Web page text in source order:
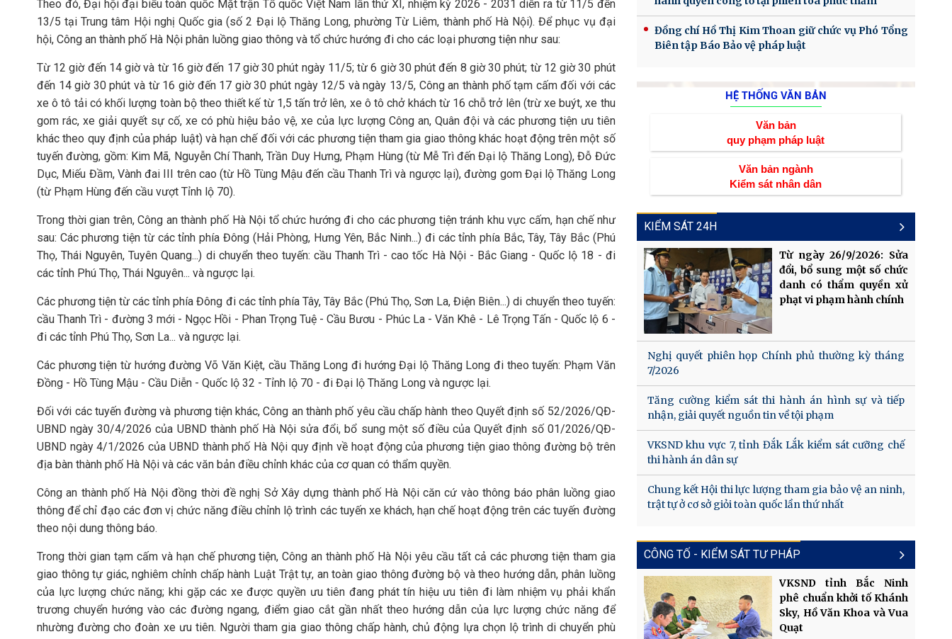
Theo đó, Đại hội đại biểu toàn quốc Mặt trận Tổ quốc Việt Nam lần thứ XI, nhiệm kỳ 2026 - 2031 diễn ra từ 11/5 đến
13/5 tại Trung tâm Hội nghị Quốc gia (số 2 Đại lộ Thăng Long, phường Từ Liêm, thành phố Hà Nội). Để phục vụ đại
hội, Công an thành phố Hà Nội phân luồng giao thông và tổ chức hướng đi cho các loại phương tiện như sau:
Từ 12 giờ đến 14 giờ và từ 16 giờ đến 17 giờ 30 phút ngày 11/5; từ 6 giờ 30 phút đến 8 giờ 30 phút; từ 12 giờ 30 phút
đến 14 giờ 30 phút và từ 16 giờ đến 17 giờ 30 phút ngày 12/5 và ngày 13/5, Công an thành phố tạm cấm đối với các
xe ô tô tải có khối lượng toàn bộ theo thiết kế từ 1,5 tấn trở lên, xe ô tô chở khách từ 16 chỗ trở lên (trừ xe buýt, xe thu
gom rác, xe giải quyết sự cố, xe có phù hiệu bảo vệ, xe của lực lượng Công an, Quân đội và các phương tiện ưu tiên
khác theo quy định của pháp luật) và hạn chế đối với các phương tiện tham gia giao thông khác hoạt động trên một số
tuyến đường, gồm: Kim Mã, Nguyễn Chí Thanh, Trần Duy Hưng, Phạm Hùng (từ Mễ Trì đến Đại lộ Thăng Long), Đỗ Đức
Dục, Miếu Đầm, Vành đai III trên cao (từ Hồ Tùng Mậu đến cầu Thanh Trì và ngược lại), đường gom Đại lộ Thăng Long
(từ Phạm Hùng đến cầu vượt Tỉnh lộ 70).
Trong thời gian trên, Công an thành phố Hà Nội tổ chức hướng đi cho các phương tiện tránh khu vực cấm, hạn chế như
sau: Các phương tiện từ các tỉnh phía Đông (Hải Phòng, Hưng Yên, Bắc Ninh...) đi các tỉnh phía Bắc, Tây, Tây Bắc (Phú
Thọ, Thái Nguyên, Tuyên Quang...) di chuyển theo tuyến: cầu Thanh Trì - cao tốc Hà Nội - Bắc Giang - Quốc lộ 18 - đi
các tỉnh Phú Thọ, Thái Nguyên... và ngược lại.
Các phương tiện từ các tỉnh phía Đông đi các tỉnh phía Tây, Tây Bắc (Phú Thọ, Sơn La, Điện Biên...) di chuyển theo tuyến:
cầu Thanh Trì - đường 3 mới - Ngọc Hồi - Phan Trọng Tuệ - Cầu Bươu - Phúc La - Văn Khê - Lê Trọng Tấn - Quốc lộ 6 -
đi các tỉnh Phú Thọ, Sơn La... và ngược lại.
Các phương tiện từ hướng đường Võ Văn Kiệt, cầu Thăng Long đi hướng Đại lộ Thăng Long đi theo tuyến: Phạm Văn
Đồng - Hồ Tùng Mậu - Cầu Diễn - Quốc lộ 32 - Tỉnh lộ 70 - đi Đại lộ Thăng Long và ngược lại.
Đối với các tuyến đường và phương tiện khác, Công an thành phố yêu cầu chấp hành theo Quyết định số 52/2026/QĐ-
UBND ngày 30/4/2026 của UBND thành phố Hà Nội sửa đổi, bổ sung một số điều của Quyết định số 01/2026/QĐ-
UBND ngày 4/1/2026 của UBND thành phố Hà Nội quy định về hoạt động của phương tiện giao thông đường bộ trên
địa bàn thành phố Hà Nội và các văn bản điều chỉnh khác của cơ quan có thẩm quyền.
Công an thành phố Hà Nội đồng thời đề nghị Sở Xây dựng thành phố Hà Nội căn cứ vào thông báo phân luồng giao
thông để chỉ đạo các đơn vị chức năng điều chỉnh lộ trình các tuyến xe khách, hạn chế hoạt động trên các tuyến đường
theo nội dung thông báo.
Trong thời gian tạm cấm và hạn chế phương tiện, Công an thành phố Hà Nội yêu cầu tất cả các phương tiện tham gia
giao thông tự giác, nghiêm chỉnh chấp hành Luật Trật tự, an toàn giao thông đường bộ và theo hướng dẫn, phân luồng
của lực lượng chức năng; khi gặp các xe được quyền ưu tiên đang phát tín hiệu ưu tiên đi làm nhiệm vụ phải khẩn
trương chuyển hướng vào các đường ngang, điểm giao cắt gần nhất theo hướng dẫn của lực lượng chức năng để
nhường đường cho đoàn xe ưu tiên. Người tham gia giao thông chấp hành, chủ động lựa chọn lộ trình di chuyển phù
Đồng chí Hồ Thị Kim Thoan giữ chức vụ Phó Tổng
Biên tập Báo Bảo vệ pháp luật
HỆ THỐNG VĂN BẢN
Văn bản
quy phạm pháp luật
Văn bản ngành
Kiểm sát nhân dân
KIỂM SÁT 24H
Từ ngày 26/9/2026: Sửa
đổi, bổ sung một số chức
danh có thẩm quyền xử
phạt vi phạm hành chính
Nghị quyết phiên họp Chính phủ thường kỳ tháng
7/2026
Tăng cường kiểm sát thi hành án hình sự và tiếp
nhận, giải quyết nguồn tin về tội phạm
VKSND khu vực 7, tỉnh Đắk Lắk kiểm sát cưỡng chế
thi hành án dân sự
Chung kết Hội thi lực lượng tham gia bảo vệ an ninh,
trật tự ở cơ sở giỏi toàn quốc lần thứ nhất
CÔNG TỐ - KIỂM SÁT TƯ PHÁP
VKSND tỉnh Bắc Ninh
phê chuẩn khởi tố Khánh
Sky, Hồ Văn Khoa và Vua
Quạt